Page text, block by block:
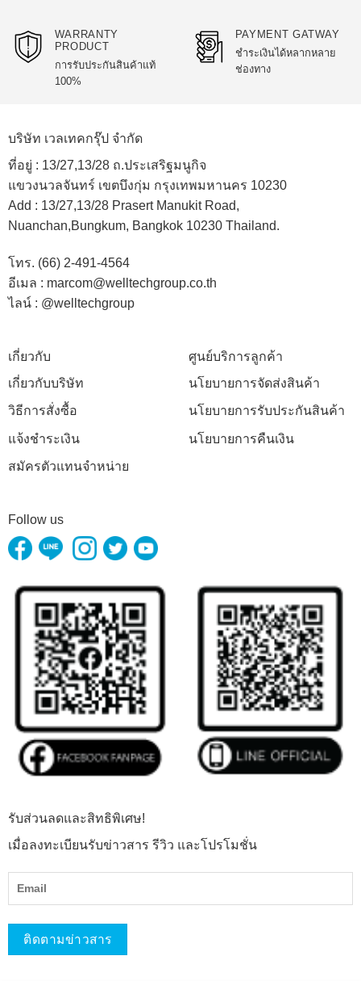
chosen
on
WARRANTY
PRODUCT
การรับประกันสินค้าแท้
100%
PAYMENT GATWAY
ชำระเงินได้หลากหลาย
ช่องทาง
บริษัท เวลเทคกรุ๊ป จำกัด
ที่อยู่ : 13/27,13/28 ถ.ประเสริฐมนูกิจ
แขวงนวลจันทร์ เขตบึงกุ่ม กรุงเทพมหานคร 10230
Add : 13/27,13/28 Prasert Manukit Road,
Nuanchan,Bungkum, Bangkok 10230 Thailand.
โทร. (66) 2-491-4564
อีเมล : marcom@welltechgroup.co.th
ไลน์ : @welltechgroup
เกี่ยวกับ
เกี่ยวกับบริษัท
วิธีการสั่งซื้อ
แจ้งชำระเงิน
สมัครตัวแทนจำหน่าย
ศูนย์บริการลูกค้า
นโยบายการจัดส่งสินค้า
นโยบายการรับประกันสินค้า
นโยบายการคืนเงิน
Follow us
รับส่วนลดและสิทธิพิเศษ!
เมื่อลงทะเบียนรับข่าวสาร รีวิว และโปรโมชั่น